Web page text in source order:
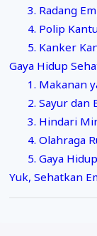
3. Radang
4. Polip
5. Kanker
Gaya Hidup
1. Makanan
2. Sayur dan
3. Hindari
4. Olahraga
5. Gaya
Yuk, Sehatkan